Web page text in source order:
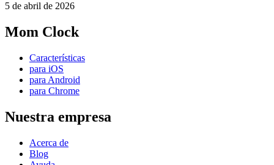
5 de abril de 2026
Mom Clock
Características
para iOS
para Android
para Chrome
Nuestra empresa
Acerca de
Blog